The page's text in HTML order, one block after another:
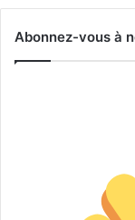
Abonnez-vous à